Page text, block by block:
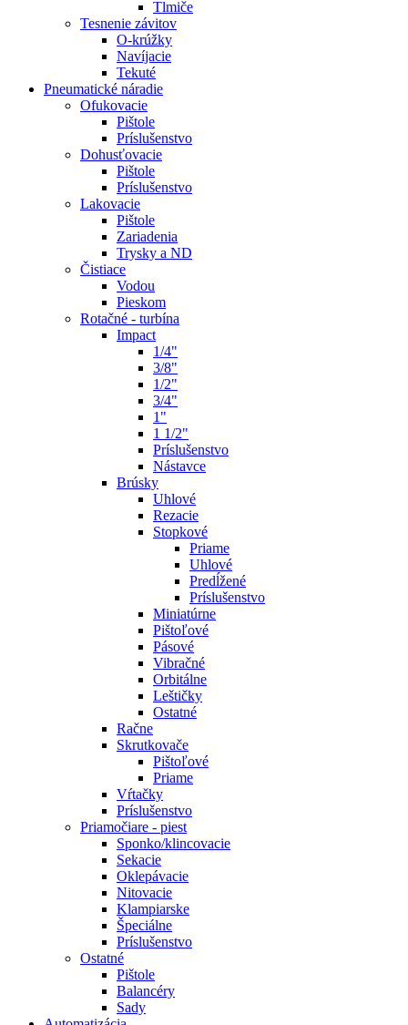
Tlmiče
Tesnenie závitov
O-krúžky
Navíjacie
Tekuté
Pneumatické náradie
Ofukovacie
Pištole
Príslušenstvo
Dohusťovacie
Pištole
Príslušenstvo
Lakovacie
Pištole
Zariadenia
Trysky a ND
Čistiace
Vodou
Pieskom
Rotačné - turbína
Impact
1/4"
3/8"
1/2"
3/4"
1"
1 1/2"
Príslušenstvo
Nástavce
Brúsky
Uhlové
Rezacie
Stopkové
Priame
Uhlové
Predĺžené
Príslušenstvo
Miniatúrne
Pištoľové
Pásové
Vibračné
Orbitálne
Leštičky
Ostatné
Račne
Skrutkovače
Pištoľové
Priame
Vŕtačky
Príslušenstvo
Priamočiare - piest
Sponko/klincovacie
Sekacie
Oklepávacie
Nitovacie
Klampiarske
Špeciálne
Príslušenstvo
Ostatné
Pištole
Balancéry
Sady